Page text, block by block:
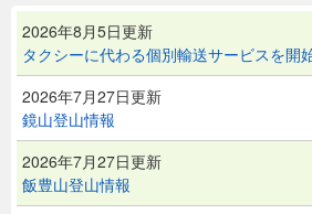
本
文
2026年8月5日更新
タクシーに代わる個別輸送サービスを開
2026年7月27日更新
鏡山登山情報
2026年7月27日更新
飯豊山登山情報